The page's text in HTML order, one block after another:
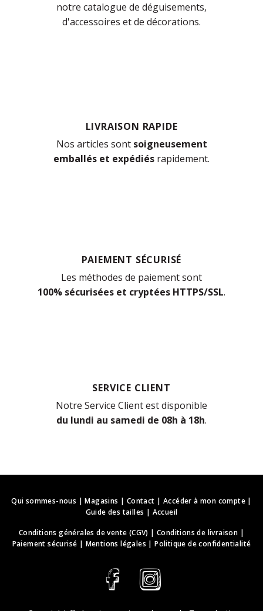
notre catalogue de déguisements,
d'accessoires et de décorations.
LIVRAISON RAPIDE
Nos articles sont soigneusement
emballés et expédiés rapidement.
PAIEMENT SÉCURISÉ
Les méthodes de paiement sont
100% sécurisées et cryptées HTTPS/SSL.
SERVICE CLIENT
Notre Service Client est disponible
du lundi au samedi de 08h à 18h.
Qui sommes-nous |Magasins | Contact | Accéder à mon compte|
Guide des tailles | Accueil
Conditions générales de vente (CGV) |Conditions de livraison |
Paiement sécurisé | Mentions légales |Politique de confidentialité